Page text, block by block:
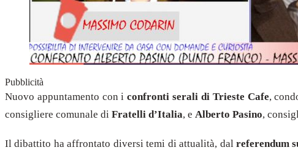
Pubblicità
Nuovo appuntamento con iconfronti serali di Trieste Cafe,
consigliere comunale di Fratelli d’Italia, e Alberto Pasino,
Il dibattito ha affrontato diversi temi di attualità, dalreferendum